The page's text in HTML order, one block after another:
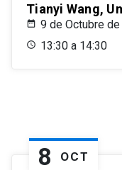
Tianyi Wang,
9 de Octubre
13:30 a 14:30
8 OCT